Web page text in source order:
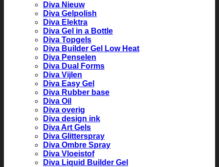
Diva Nieuw
Diva Gelpolish
Diva Elektra
Diva Gel in a Bottle
Diva Topgels
Diva Builder Gel Low Heat
Diva Penselen
Diva Dual Forms
Diva Vijlen
Diva Easy Gel
Diva Rubber base
Diva Oil
Diva overig
Diva design ink
Diva Art Gels
Diva Glitterspray
Diva Ombre Spray
Diva Vloeistof
Diva Liquid Builder Gel